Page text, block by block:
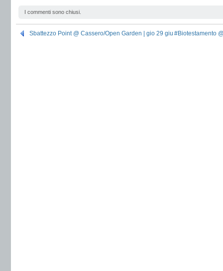
I commenti sono chiusi.
Sbattezzo Point @ Cassero/Open Garden | gio 29 giu #Biotestamento